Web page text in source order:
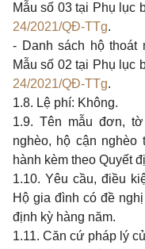
Mẫu số 03 tại Phụ lục
24/2021/QĐ-TTg.
- Danh sách hộ thoát
Mẫu số 02 tại Phụ lục
24/2021/QĐ-TTg.
1.8. Lệ phí: Không.
1.9. Tên mẫu đơn,
nghèo, hộ cận nghèo
hành kèm theo Quyết
1.10. Yêu cầu, điều
Hộ gia đình có đề
định kỳ hàng năm.
1.11. Căn cứ pháp lý